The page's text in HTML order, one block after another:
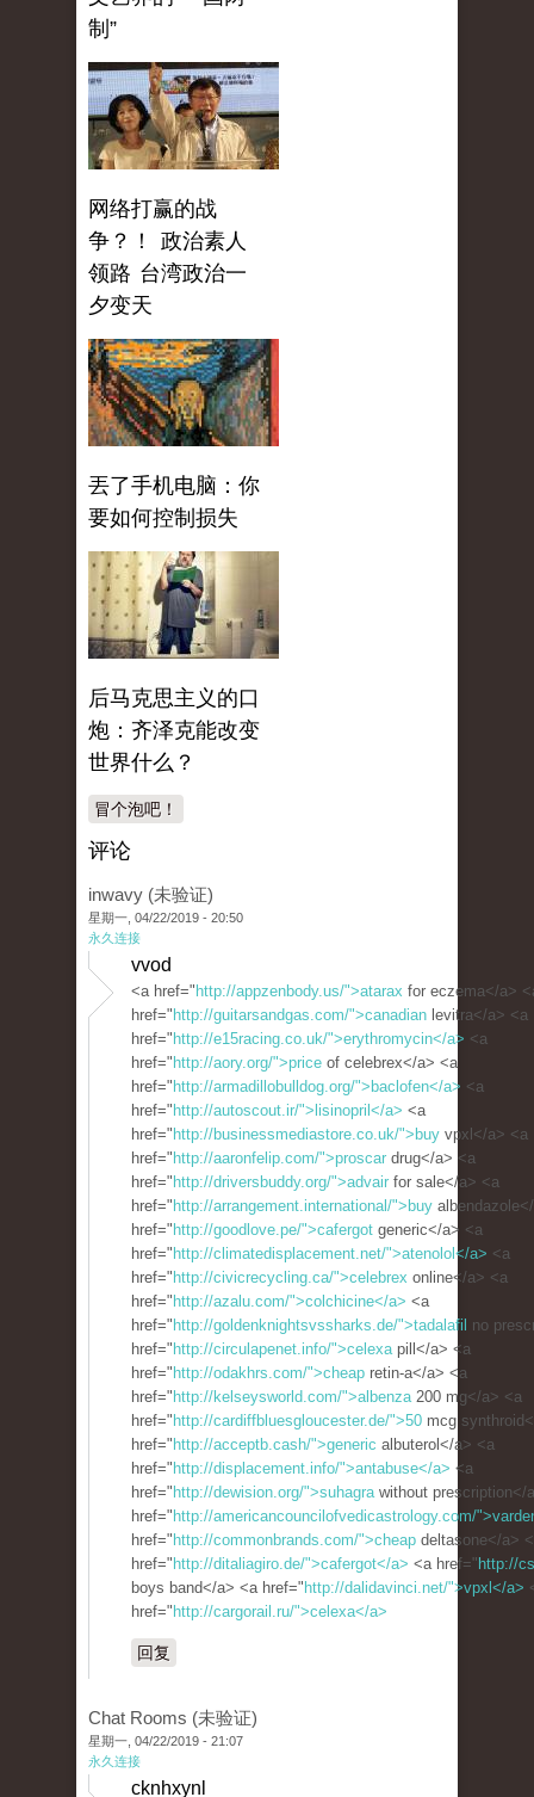
制”
网络打赢的战
争？！ 政治素人
领路 台湾政治一
夕变天
丟了手机电脑：你
要如何控制损失
后马克思主义的口
炮：齐泽克能改变
世界什么？
冒个泡吧！
评论
inwavy (未验证)
星期一, 04/22/2019 - 20:50
永久连接
vvod
<a href=" http://appzenbody.us/">atarax for eczema</a>
href=" http://guitarsandgas.com/">canadian levitra</a> <a
href=" http://e15racing.co.uk/">erythromycin</a> <a
href=" http://aory.org/">price of celebrex</a> <a
href=" http://armadillobulldog.org/">baclofen</a> <a
href=" http://autoscout.ir/">lisinopril</a> <a
href=" http://businessmediastore.co.uk/">buy vpxl</a> <a
href=" http://aaronfelip.com/">proscar drug</a> <a
href=" http://driversbuddy.org/">advair for sale</a> <a
href=" http://arrangement.international/">buy
href=" http://goodlove.pe/">cafergot generic</a> <a
href=" http://climatedisplacement.net/">atenolol</a> <a
href=" http://civicrecycling.ca/">celebrex online</a> <a
href=" http://azalu.com/">colchicine</a> <a
href=" http://goldenknightsvssharks.de/">tadalafil no
href=" http://circulapenet.info/">celexapill</a> <a
href=" http://odakhrs.com/">cheap retin-a</a> <a
href=" http://kelseysworld.com/">albenza200 mg</a> <a
href=" http://cardiffbluesgloucester.de/">50 mcg
href=" http://acceptb.cash/">generic albuterol</a> <a
href=" http://displacement.info/">antabuse</a> <a
href=" http://dewision.org/">suhagrawithout prescription</
href=" http://americancouncilofvedicastrology.com/
href=" http://commonbrands.com/">cheap deltasone</a>
href=" http://ditaliagiro.de/">cafergot</a> <a href=" http://
boys band</a> <a href=" http://dalidavinci.net/">vpxl</a>
href=" http://cargorail.ru/">celexa</a>
回复
Chat Rooms (未验证)
星期一, 04/22/2019 - 21:07
永久连接
cknhxynl